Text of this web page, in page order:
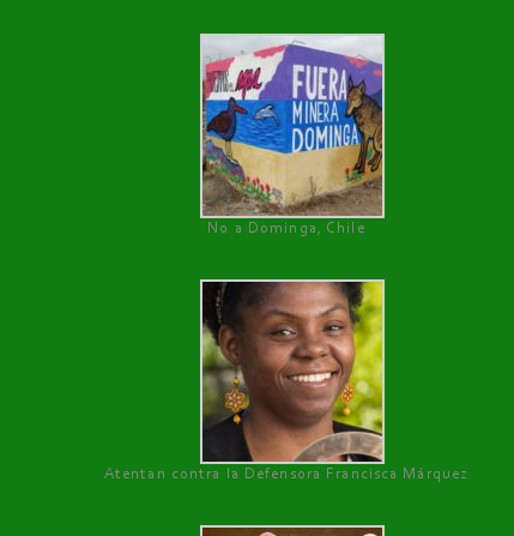
No a Dominga, Chile
Atentan contra la Defensora Francisca Márquez